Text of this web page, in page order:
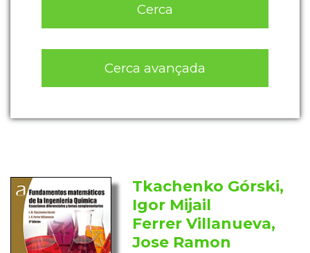
Cerca
Cerca avançada
Tkachenko Górski,
Igor Mijail
Ferrer Villanueva,
Jose Ramon